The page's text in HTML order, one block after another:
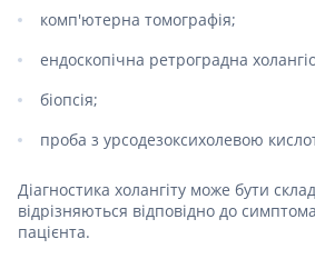
комп'ютерна томографія;
ендоскопічна ретроградна
біопсія;
проба з урсодезоксихолевою
Діагностика холангіту може бути
відрізняються відповідно до
пацієнта.